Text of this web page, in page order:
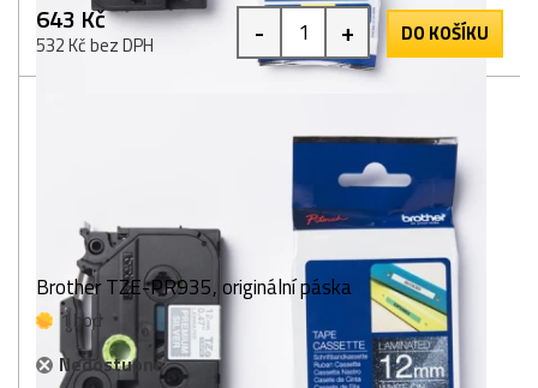
643 Kč
532 Kč bez DPH - + DO KOŠÍKU
Brother TZE-PR935, originální páska
1 bod
Nedostupné